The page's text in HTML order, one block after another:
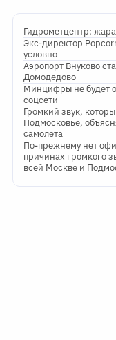
Гидрометцентр:
Экс-директор
условно
Аэропорт Внуково
Домодедово
Минцифры не будет
соцсети
Громкий звук,
Подмосковье,
самолета
По-прежнему нет
причинах громкого
всей Москве и